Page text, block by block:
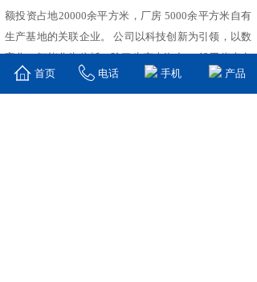
额投资占地20000余平方米，厂房 5000余平方米自有
生产基地的关联企业。 公司以科技创新为引领，以数
字化、智能化为依托，除了生产上海自 一船用仪表有
限公司的全部现有产品，还积极与其他企业深化合
首页 电话 手机 产品